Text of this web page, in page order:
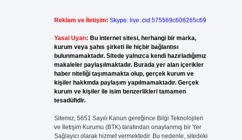
Reklam ve İletişim: Skype: live:.cid.575569c608265c69
Yasal Uyarı: Bu internet sitesi, herhangi bir marka,
kurum veya şahıs şirketi ile hiçbir bağlantısı
bulunmamaktadır. Sitede yalnızca kendi hazırladığımız
makaleler paylaşılmaktadır. Burada yer alan içerikler
haber niteliği taşımamakta olup, gerçek kurum ve
kişiler hakkında paylaşım yapılmamaktadır. Gerçek
kurum ve kişiler ile isim benzerlikleri tamamen
tesadüfidir.
Sitemiz, 5651 Sayılı Kanun gereğince Bilgi Teknolojileri
ve İletişim Kurumu (BTK) tarafından onaylanmış bir Yer
Sağlayıcı olarak hizmet vermektedir. Bu nedenle, sitedeki